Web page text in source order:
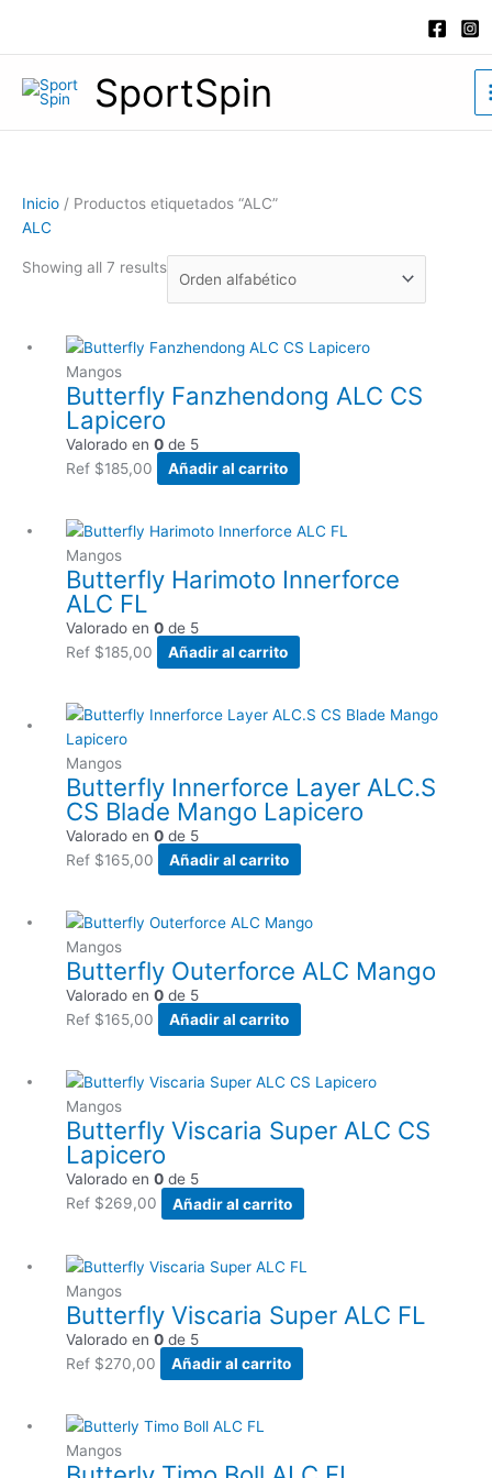
contenido
SportSpin
Inicio / Productos etiquetados “ALC”
ALC
Showing all 7 results
Mangos
Butterfly Fanzhendong ALC CS
Lapicero
Valorado en 0 de 5
Ref $185,00 Añadir al carrito
Mangos
Butterfly Harimoto Innerforce
ALC FL
Valorado en 0 de 5
Ref $185,00 Añadir al carrito
Mangos
Butterfly Innerforce Layer ALC.S
CS Blade Mango Lapicero
Valorado en 0 de 5
Ref $165,00 Añadir al carrito
Mangos
Butterfly Outerforce ALC Mango
Valorado en 0 de 5
Ref $165,00 Añadir al carrito
Mangos
Butterfly Viscaria Super ALC CS
Lapicero
Valorado en 0 de 5
Ref $269,00 Añadir al carrito
Mangos
Butterfly Viscaria Super ALC FL
Valorado en 0 de 5
Ref $270,00 Añadir al carrito
Mangos